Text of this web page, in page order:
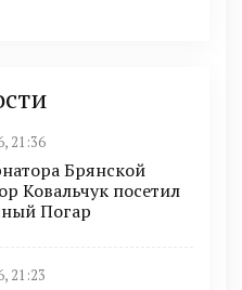
21:36
Брянской
Ковальчук посетил
Погар
21:23